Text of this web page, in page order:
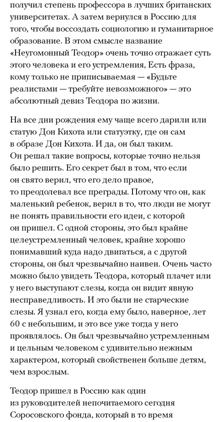
получил степень профессора в лучших британских
университетах. А затем вернулся в Россию для
того, чтобы воссоздать социологию и гуманитарное
образование. В этом смысле название
«Неугомонный Теодор» очень точно отражает суть
этого человека и его устремления, Есть фраза,
кому только не приписываемая — «Будьте
реалистами — требуйте невозможного» — это
абсолютный девиз Теодора по жизни.
На все дни рождения ему чаще всего дарили или
статую Дон Кихота или статуэтку, где он сам
в образе Дон Кихота. И да, он был таким.
Он решал такие вопросы, которые точно нельзя
было решить. Его секрет был в том, что если
он свято верил, что его дело правое,
то преодолевал все преграды. Потому что он, как
маленький ребенок, верил в то, что люди не могут
не понять правильности его идеи, с которой
он пришел. С одной стороны, это был крайне
целеустремленный человек, крайне хорошо
понимавший куда надо двигаться, а с другой
стороны, он был чрезвычайно наивен. Очень часто
можно было увидеть Теодора, который плачет или
у него выступают слезы, когда он видит явную
несправедливость. И это были не старческие
слезы. Я узнал его, когда ему было, наверное, лет
60 с небольшим, и это все уже тогда у него
проявлялось. Он был чрезвычайно устремленным
и цельным человеком с удивительно нежным
характером, который свойственен больше детям,
чем взрослым.
Теодор пришел в Россию как один
из руководителей непочитаемого сегодня
Соросовского фонда, который в то время